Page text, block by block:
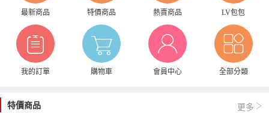
最新商品 特價商品 熱賣商品 LV包包
我的訂單 購物車 會員中心 全部分類
特價商品 更多